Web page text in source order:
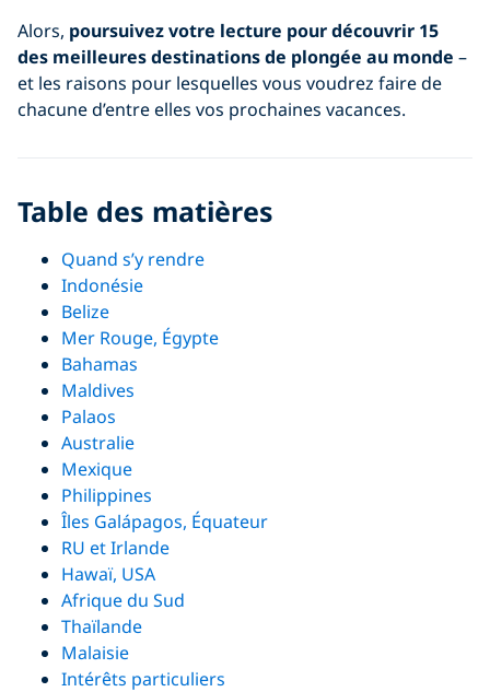
Alors, poursuivez votre lecture pour découvrir 15
des meilleures destinations de plongée au monde –
et les raisons pour lesquelles vous voudrez faire de
chacune d’entre elles vos prochaines vacances.
Table des matières
Quand s’y rendre
Indonésie
Belize
Mer Rouge, Égypte
Bahamas
Maldives
Palaos
Australie
Mexique
Philippines
Îles Galápagos, Équateur
RU et Irlande
Hawaï, USA
Afrique du Sud
Thaïlande
Malaisie
Intérêts particuliers